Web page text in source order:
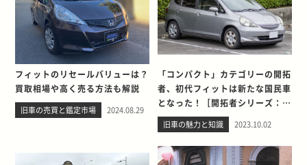
フィットのリセールバリューは？
買取相場や高く売る方法も解説
旧車の売買と鑑定市場 2024.08.29
「コンパクト」カテゴリーの開拓
者、初代フィットは新たな国民車
となった！［開拓者シリーズ：第
3回］
旧車の魅力と知識 2023.10.02